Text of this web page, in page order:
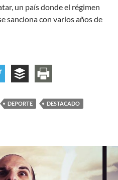
un país donde el régimen
sanciona con varios años de
mundo balompédico
DEPORTE
DESTACADO